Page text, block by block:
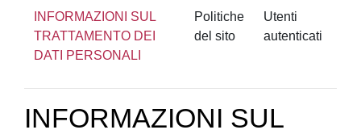
INFORMAZIONI SUL
TRATTAMENTO DEI
DATI PERSONALI
Politiche
del sito
Utenti
autenticati
INFORMAZIONI SUL